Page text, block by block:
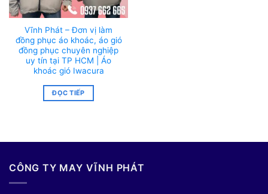
Vĩnh Phát – Đơn vị làm
đồng phục áo khoác, áo gió
đồng phục chuyên nghiệp
uy tín tại TP HCM | Áo
khoác gió Iwacura
ĐỌC TIẾP
CÔNG TY MAY VĨNH PHÁT